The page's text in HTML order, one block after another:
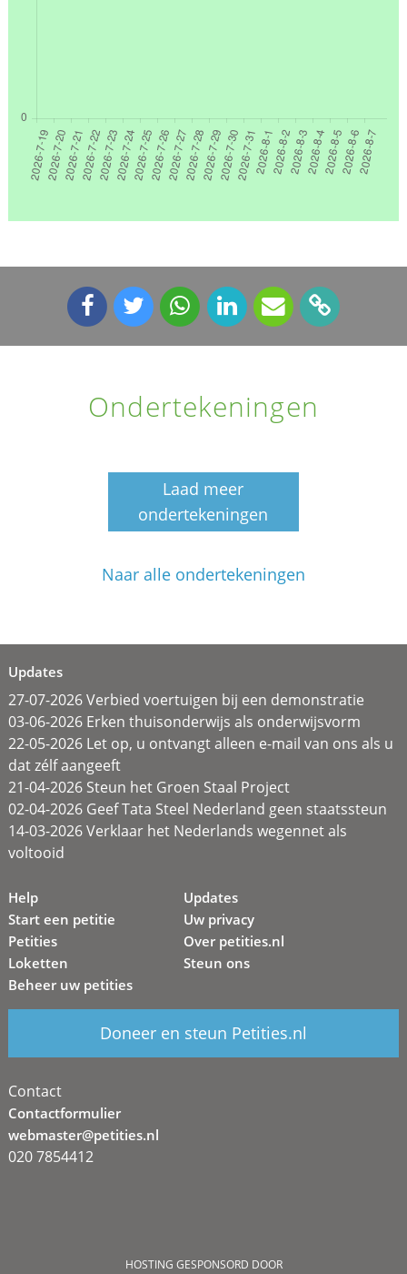
Ondertekeningen
Laad meer
ondertekeningen
Naar alle ondertekeningen
Updates
27-07-2026 Verbied voertuigen bij een demonstratie
03-06-2026 Erken thuisonderwijs als onderwijsvorm
22-05-2026 Let op, u ontvangt alleen e-mail van ons als u
dat zélf aangeeft
21-04-2026 Steun het Groen Staal Project
02-04-2026 Geef Tata Steel Nederland geen staatssteun
14-03-2026 Verklaar het Nederlands wegennet als
voltooid
Help
Start een petitie
Petities
Loketten
Beheer uw petities
Updates
Uw privacy
Over petities.nl
Steun ons
Doneer en steun Petities.nl
Contact
Contactformulier
webmaster@petities.nl
020 7854412
HOSTING GESPONSORD DOOR